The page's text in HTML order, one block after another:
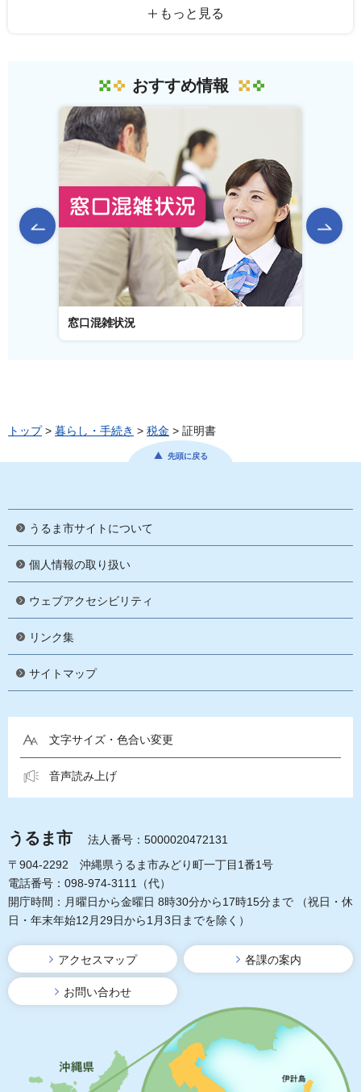
もっと見る
おすすめ情報
前のスライドを表示
窓口混雑状況
トップ> 暮らし・手続き > 税金 > 証明書
先頭に戻る
うるま市サイトについて
個人情報の取り扱い
ウェブアクセシビリティ
リンク集
サイトマップ
文字サイズ・色合い変更
音声読み上げ
うるま市
法人番号：5000020472131
〒904-2292 沖縄県うるま市みどり町一丁目1番1号
電話番号：098-974-3111（代）
開庁時間：月曜日から金曜日 8時30分から17時15分まで
（祝日・休
日・年末年始12月29日から1月3日までを除く）
アクセスマップ 各課の案内
お問い合わせ